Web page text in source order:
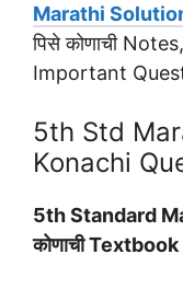
Marathi
पिसे कोणाची
Important
5th Std
Konachi
5th Standard
कोणाची